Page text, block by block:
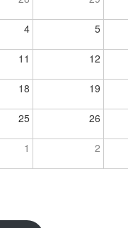
4 5
11 12
18 19
25 26
1 2